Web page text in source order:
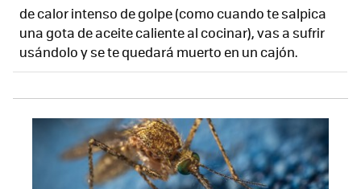
de calor intenso de golpe (como cuando te salpica
una gota de aceite caliente al cocinar), vas a sufrir
usándolo y se te quedará muerto en un cajón.